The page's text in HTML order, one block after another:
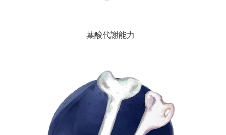
葉酸代謝能力